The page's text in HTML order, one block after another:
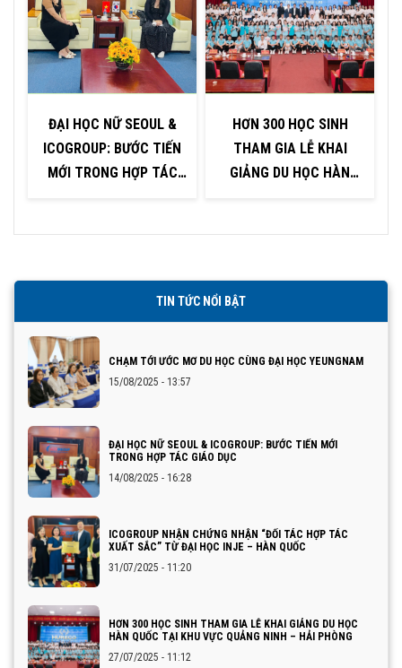
ĐẠI HỌC NỮ SEOUL &
ICOGROUP: BƯỚC TIẾN
MỚI TRONG HỢP TÁC
HƠN 300 HỌC SINH
THAM GIA LỄ KHAI
GIẢNG DU HỌC HÀN
TIN TỨC NỔI BẬT
CHẠM TỚI ƯỚC MƠ DU HỌC CÙNG ĐẠI HỌC YEUNGNAM
15/08/2025 - 13:57
ĐẠI HỌC NỮ SEOUL & ICOGROUP: BƯỚC TIẾN MỚI
TRONG HỢP TÁC GIÁO DỤC
14/08/2025 - 16:28
ICOGROUP NHẬN CHỨNG NHẬN “ĐỐI TÁC HỢP TÁC
XUẤT SẮC” TỪ ĐẠI HỌC INJE – HÀN QUỐC
31/07/2025 - 11:20
HƠN 300 HỌC SINH THAM GIA LỄ KHAI GIẢNG DU HỌC
HÀN QUỐC TẠI KHU VỰC QUẢNG NINH – HẢI PHÒNG
27/07/2025 - 11:12